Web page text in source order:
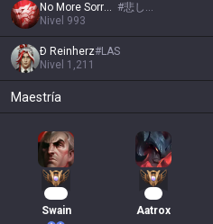
No More Sorrow #悲しみ
Nivel 993
Ð Reinherz#LAS
Nivel 1,211
Maestría
Swain Aatrox